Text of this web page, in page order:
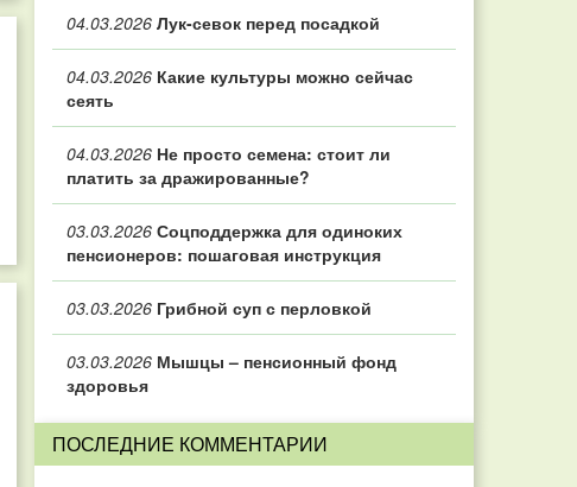
04.03.2026 Лук-севок перед посадкой
04.03.2026 Какие культуры можно сейчас
сеять
04.03.2026 Не просто семена: стоит ли
платить за дражированные?
03.03.2026 Соцподдержка для одиноких
пенсионеров: пошаговая инструкция
03.03.2026 Грибной суп с перловкой
03.03.2026 Мышцы – пенсионный фонд
здоровья
ПОСЛЕДНИЕ КОММЕНТАРИИ